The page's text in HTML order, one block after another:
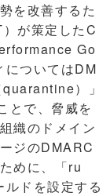
を改善するた
が策定したC
Go
ついてはDM
）」
とで、脅威を
織のドメイン
ジのDMARC
めに、「ru
ドを設定する